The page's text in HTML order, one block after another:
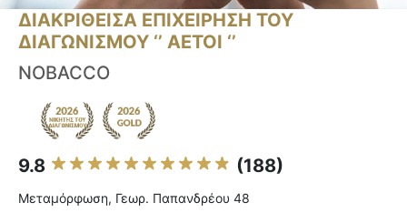
ΔΙΑΚΡΙΘΕΙΣΑ ΕΠΙΧΕΙΡΗΣΗ ΤΟΥ
ΔΙΑΓΩΝΙΣΜΟΥ ‘’ ΑΕΤΟΙ ‘’
NOBACCO
9.8 (188)
Μεταμόρφωση, Γεωρ. Παπανδρέου 48